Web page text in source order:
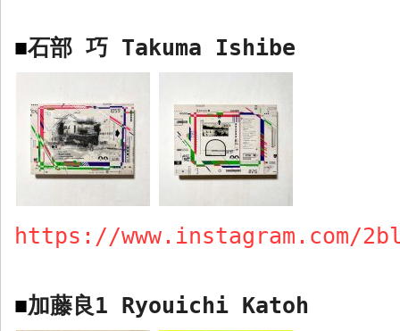
■石部 巧 Takuma Ishibe
https://www.instagram.com/
■加藤良1 Ryouichi Katoh